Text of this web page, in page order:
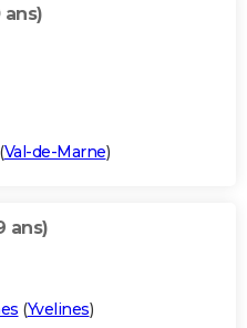
ans)
(Val-de-Marne)
ans)
(Yvelines)